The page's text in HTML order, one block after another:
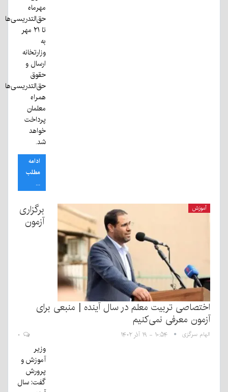
مهرماه
حق‌التدریسی‌ها
تا ۲۱ مهر
به
وزارتخانه
ارسال و
حقوق
حق‌التدریسی‌ها
همراه
معلمان
پرداخت
خواهد
شد.
ادامه
مطلب
...
آموزش
برگزاری
آزمون
اختصاصی تربیت معلم در سال آینده | منبعی برای
آزمون معرفی نمی‌کنیم
الهام سرگزی ۱۰:۵۴ - ۱۹ آذر ۱۴۰۲
وزیر
آموزش و
پرورش
گفت: سال